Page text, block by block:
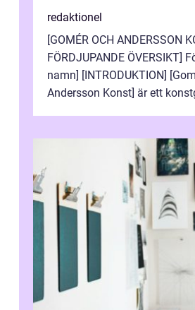
redaktionel
[GOMÉR OCH ANDERSSON
FÖRDJUPANDE ÖVERSIKT]
namn] [INTRODUKTION]
Andersson Konst] är ett